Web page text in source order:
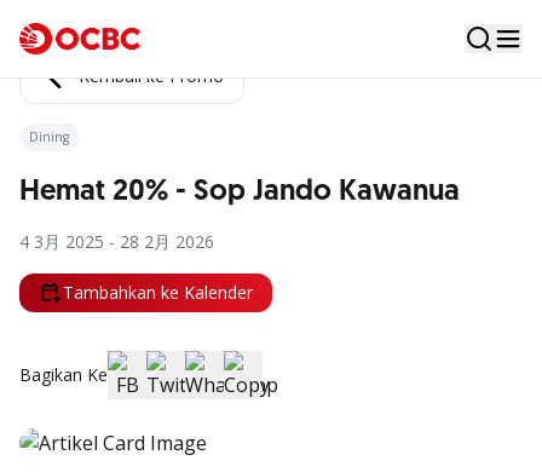
Kembali ke Promo
Dining
Hemat 20% - Sop Jando Kawanua
4 3月 2025 - 28 2月 2026
Tambahkan ke Kalender
Bagikan Ke